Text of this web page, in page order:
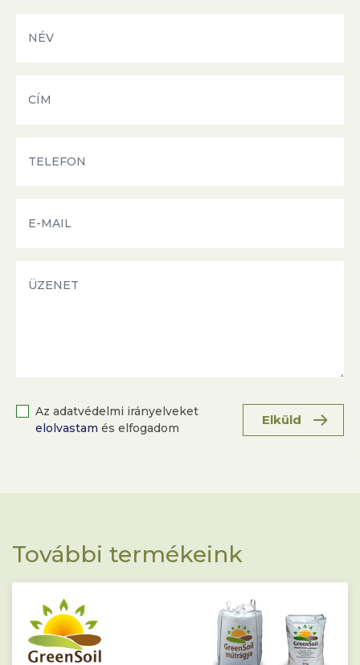
Az adatvédelmi irányelveket
elolvastam és elfogadom
Elküld
További termékeink